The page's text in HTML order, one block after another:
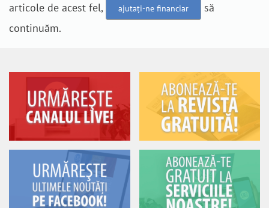
articole de acest fel,
ajutați-ne financiar
să
continuăm.